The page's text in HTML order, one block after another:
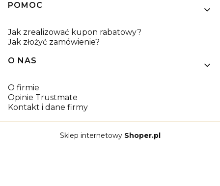
POMOC
Jak zrealizować kupon rabatowy?
Jak złożyć zamówienie?
O NAS
O firmie
Opinie Trustmate
Kontakt i dane firmy
Sklep internetowy Shoper.pl